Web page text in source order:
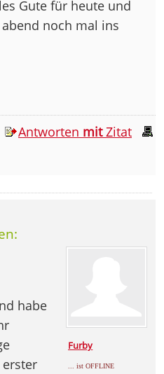
Gute für heute und
noch mal ins
Antworten mitZitat
Furby
... ist OFFLINE
habe